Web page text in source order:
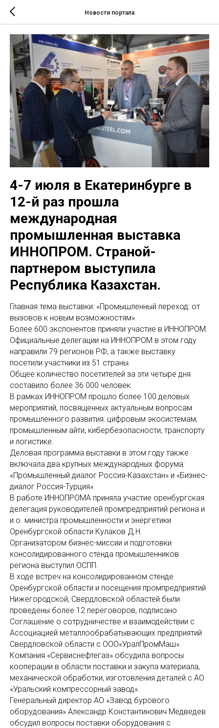
Новости портала
4-7 июля в Екатеринбурге в
12-й раз прошла
международная
промышленная выставка
ИННОПРОМ. Страной-
партнером выступила
Республика Казахстан.
Главная тема выставки: «Промышленный переход: от
вызовов к новым возможностям».
Более 600 экспонентов приняли участие в ИННОПРОМ.
Официальные делегации на ИННОПРОМ в этом году
направили 79 регионов РФ, а также выставку
посетили участники из 51 страны.
Общее количество посетителей за эти четыре дня
составило более 36 000 человек.
В рамках ИННОПРОМ прошло более 100 деловых
мероприятий, посвященных актуальным вопросам
промышленного развития: цифровым экосистемам,
промышленным айти, кибербезопасности, транспорту
и логистике.
Деловая программа выставки в этом году также
включала два крупных международных форума:
«Промышленный диалог Россия-Казахстан» и «Бизнес-
диалог Россия-Турция».
В работе ИННОПРОМА приняла участие оренбургская
делегация руководителей промпредприятий региона и
и.о. министра промышленности и энергетики
Оренбургской области Кулаков Д.Н.
Организатором бизнес-миссии и подготовки
консолидированного стенда промышленников
региона выступил ОСПП.
В ходе встреч на консолидированном стенде
Оренбургской области и посещения промпредприятий
Нижегородской, Свердловской областей были
проведены более 12 переговоров, подписано
Соглашение о сотрудничестве и взаимодействии с
Ассоциацией металлообрабатывающих предприятий
Свердловской области с ООО«УралПромМаш».
Компания «Сервиснефтегаз» обсудила вопросы
кооперации в области поставки и закупа материала,
механической обработки, изготовления деталей с АО
«Уральский компрессорный завод».
Генеральный директор АО «Завод бурового
оборудования» Александр Константинович Медведев
обсудил вопросы поставки оборудования с